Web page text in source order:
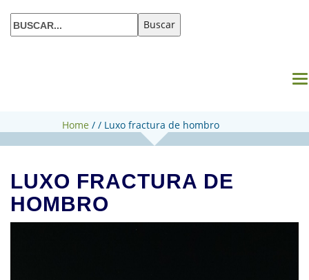
Home / / Luxo fractura de hombro
LUXO FRACTURA DE
HOMBRO